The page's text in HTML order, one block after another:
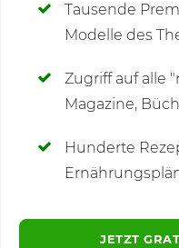
Tausende
Modelle des
Zugriff auf alle
Magazine,
Hunderte
JETZT
Kommentare